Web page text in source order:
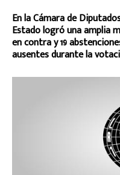
En la Cámara de
Estado logró una amplia
en contra y 19
ausentes durante la